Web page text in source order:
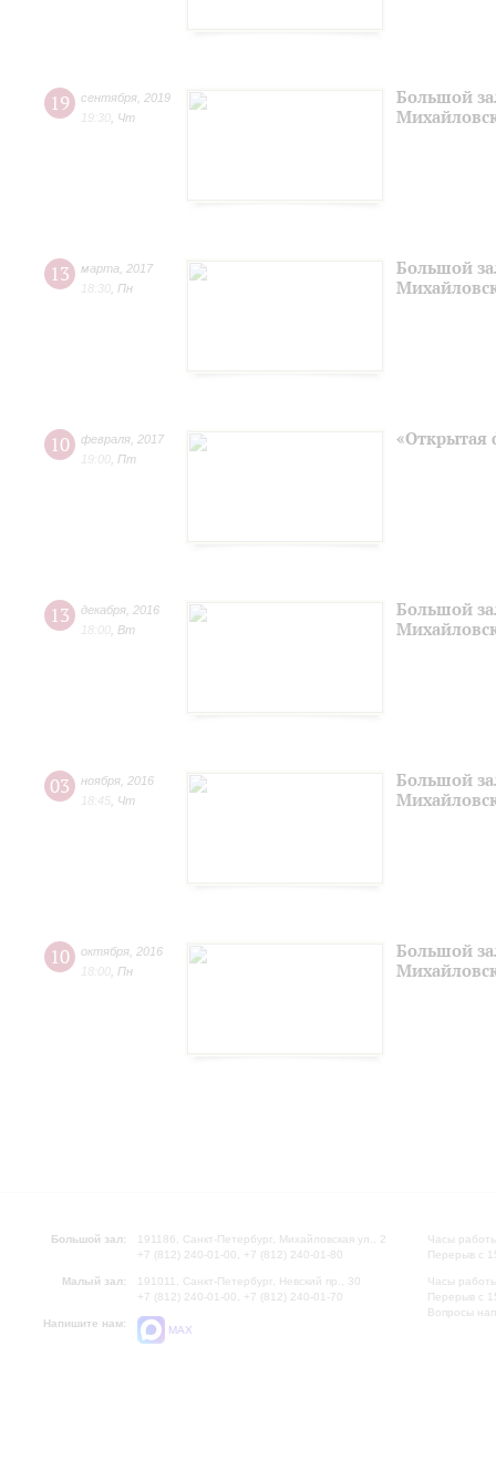
19 сентября 2019
19:30 Чт
Большой
13 марта
2017
18:30 Пн
Большой
10 февраля 2017
19:00 Пт
«Открытая
13 декабря 2016
18:00 Вт
Большой
03 ноября 2016
18:45
Чт
Большой
10 октября 2016
18:00 Пн
Большой
Большой зал:
191186, Санкт-Петербург, Михайловская ул., 2
+7 (812) 240-01-00, +7 (812) 240-01-80
Малый зал:
191011, Санкт-Петербург, Невский пр., 30
+7 (812) 240-01-00, +7 (812) 240-01-70
Напишите нам:
MAX
Часы
Перерыв с
Часы
Перерыв с
Вопросы